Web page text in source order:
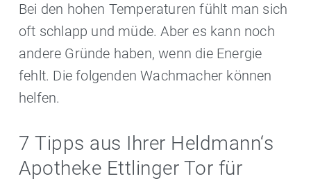
Bei den hohen Temperaturen fühlt man sich
oft schlapp und müde. Aber es kann noch
andere Gründe haben, wenn die Energie
fehlt. Die folgenden Wachmacher können
helfen.
7 Tipps aus Ihrer Heldmann‘s
Apotheke Ettlinger Tor für